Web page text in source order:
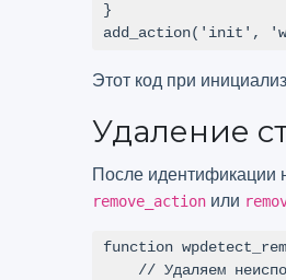
}
add_action('init',
Этот код при
Удаление
После идентификации
remove_action или
function